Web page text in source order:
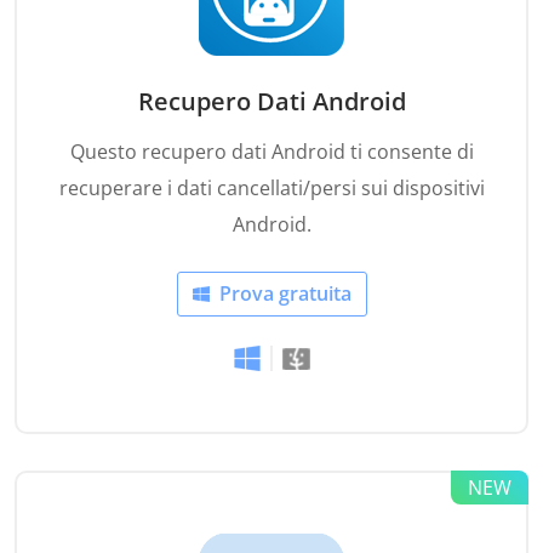
Recupero Dati Android
Questo recupero dati Android ti consente di
recuperare i dati cancellati/persi sui dispositivi
Android.
Prova gratuita